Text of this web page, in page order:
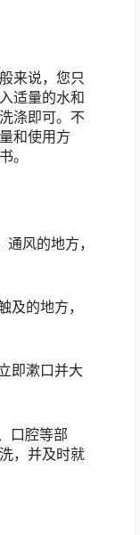
来说，您只
适量的水和
涤即可。不
和使用方
。
风的地方，
及的地方，
即漱口并大
口腔等部
，并及时就